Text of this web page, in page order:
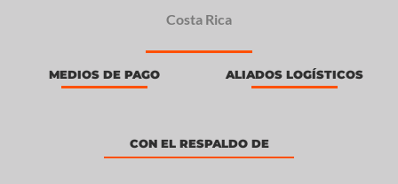
Costa Rica
MEDIOS DE PAGO ALIADOS LOGÍSTICOS
CON EL RESPALDO DE